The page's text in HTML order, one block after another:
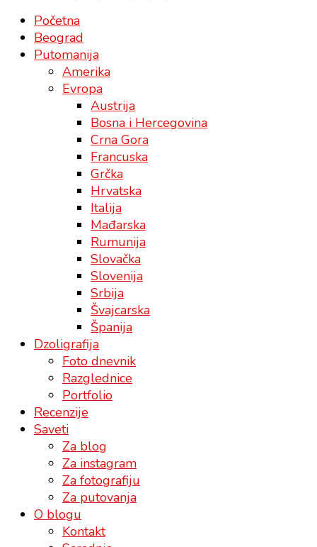
Početna
Beograd
Putomanija
Amerika
Evropa
Austrija
Bosna i Hercegovina
Crna Gora
Francuska
Grčka
Hrvatska
Italija
Mađarska
Rumunija
Slovačka
Slovenija
Srbija
Švajcarska
Španija
Dzoligrafija
Foto dnevnik
Razglednice
Portfolio
Recenzije
Saveti
Za blog
Za instagram
Za fotografiju
Za putovanja
O blogu
Kontakt